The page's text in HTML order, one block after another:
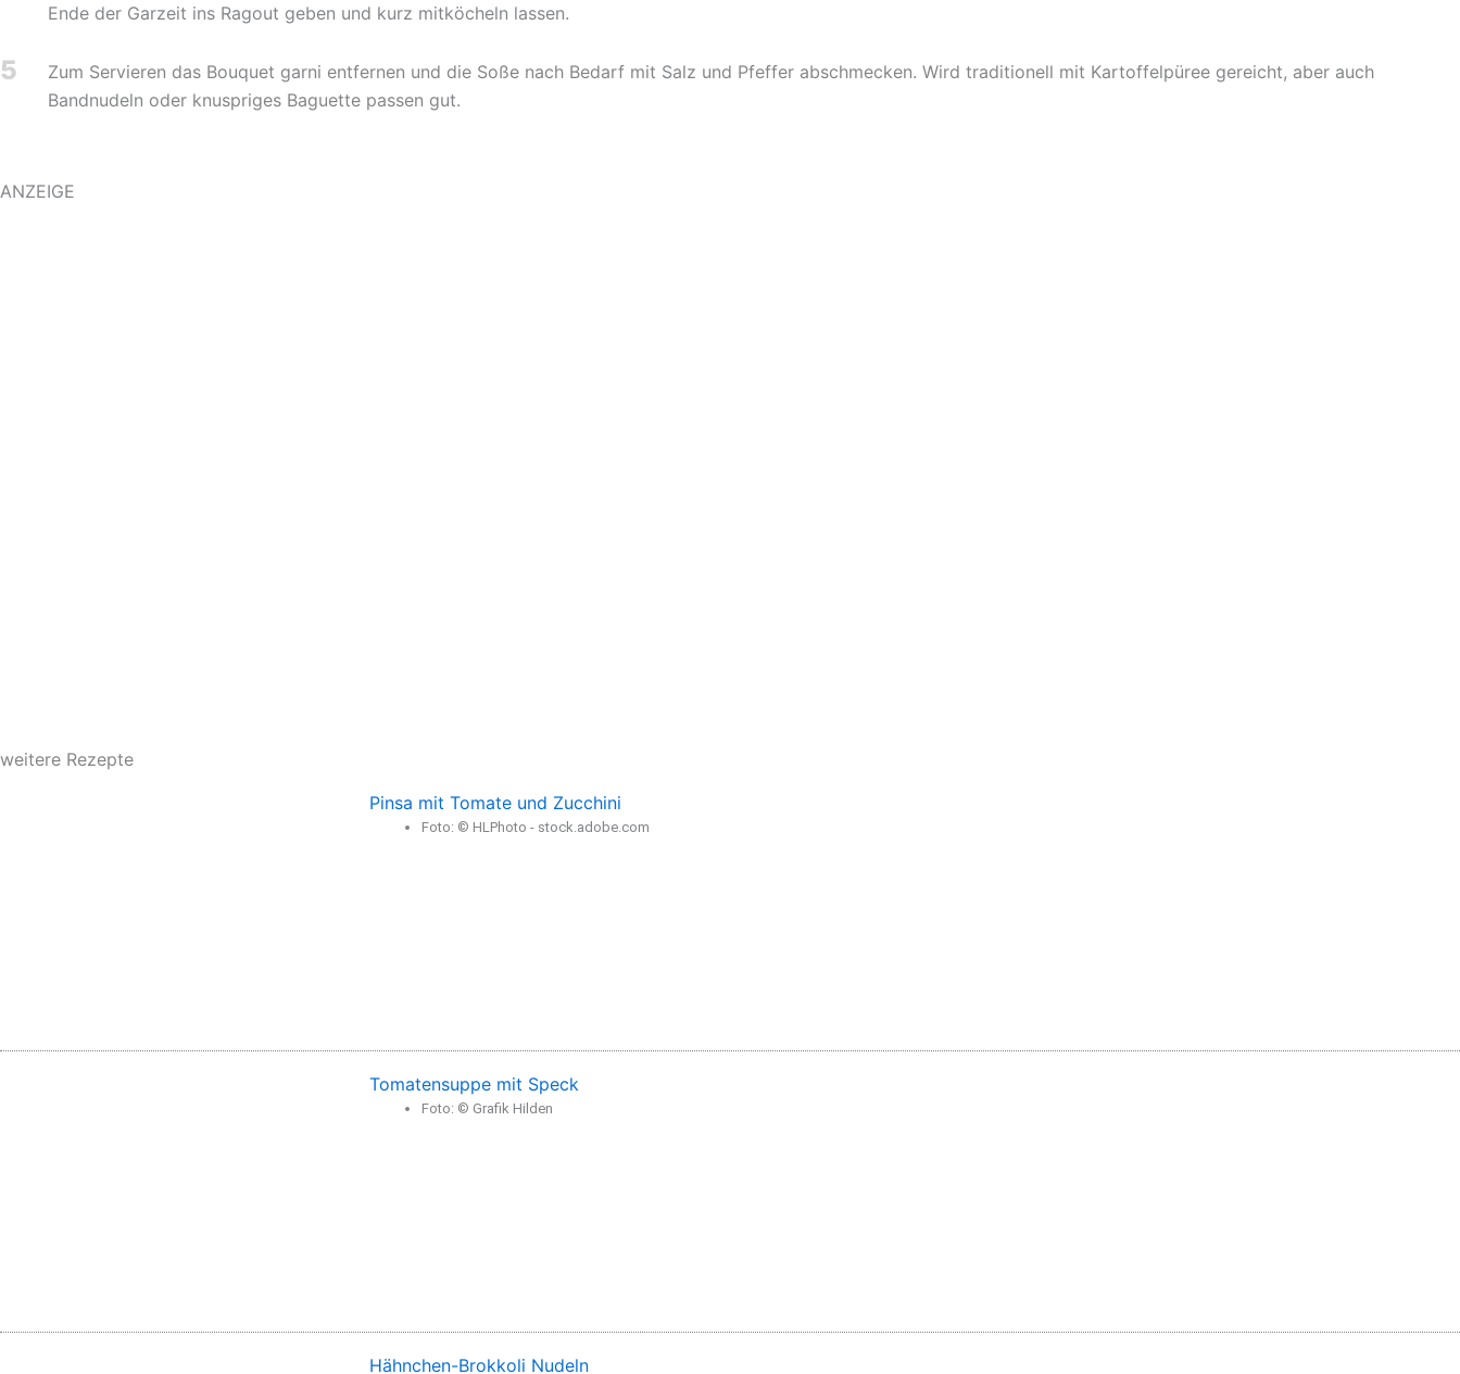
Ende der Garzeit ins Ragout geben und kurz mitköcheln lassen.
5
Zum Servieren das Bouquet garni entfernen und die Soße nach Bedarf mit Salz und Pfeffer abschmecken. Wird traditionell mit Kartoffelpüree gereicht, aber auch
Bandnudeln oder knuspriges Baguette passen gut.
ANZEIGE
weitere Rezepte
Pinsa mit Tomate und Zucchini
Foto: © HLPhoto - stock.adobe.com
Tomatensuppe mit Speck
Foto: © Grafik Hilden
Hähnchen-Brokkoli Nudeln